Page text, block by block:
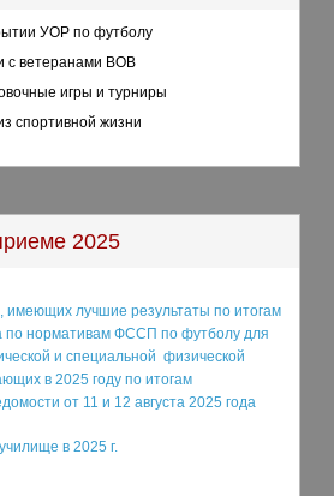
УОР по футболу
с ветеранами ВОВ
игры и турниры
спортивной жизни
2025
имеющих лучшие результаты по итогам
по нормативам ФССП по футболу для
и специальной физической
в 2025 году по итогам
от 11 и 12 августа 2025 года
в 2025 г.